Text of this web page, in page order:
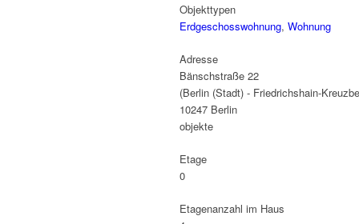
Objekttypen
Erdgeschosswohnung, Wohnung
Adresse
Bänschstraße 22
(Berlin (Stadt) - Friedrichshain-
10247 Berlin
objekte
Etage
0
Etagenanzahl im Haus